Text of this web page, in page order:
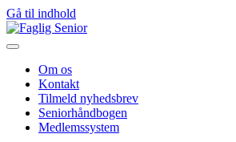
Gå til indhold
Om os
Kontakt
Tilmeld nyhedsbrev
Seniorhåndbogen
Medlemssystem